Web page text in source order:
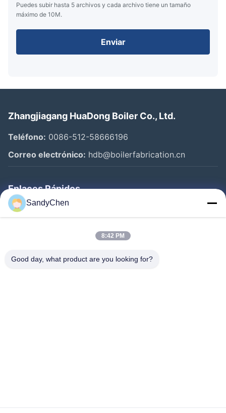
Puedes subir hasta 5 archivos y cada archivo tiene un tamaño
máximo de 10M.
Enviar
Zhangjiagang HuaDong Boiler Co., Ltd.
Teléfono: 0086-512-58666196
Correo electrónico: hdb@boilerfabrication.cn
Enlaces Rápidos
Hogar
Sobre Nosotros
SandyChen
8:42 PM
Good day, what product are you looking for?